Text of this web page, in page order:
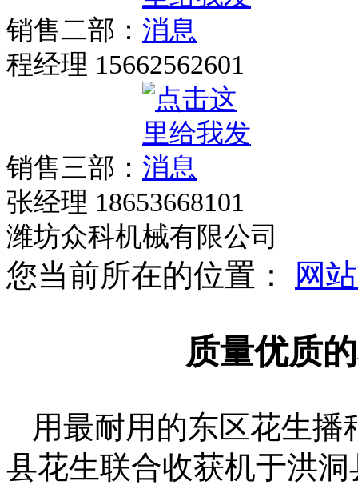
销售二部：
程经理 15662562601
销售三部：
张经理 18653668101
潍坊众科机械有限公司
您当前所在的位置： 网
质量优质
用最耐用的东区花生
县花生联合收获机于洪